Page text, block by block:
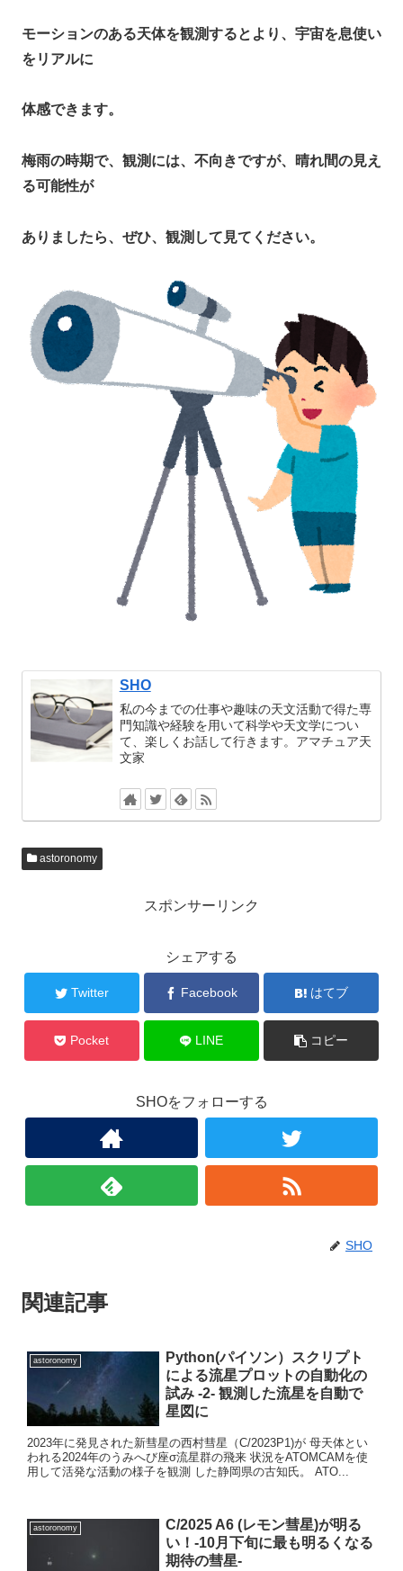
モーションのある天体を観測するとより、宇宙を息使い
をリアルに
体感できます。
梅雨の時期で、観測には、不向きですが、晴れ間の見え
る可能性が
ありましたら、ぜひ、観測して見てください。
SHO
私の今までの仕事や趣味の天文活動で得た専
門知識や経験を用いて科学や天文学につい
て、楽しくお話して行きます。アマチュア天
文家
astoronomy
スポンサーリンク
シェアする
Twitter Facebook はてブ
Pocket LINE コピー
SHOをフォローする
SHO
関連記事
astoronomy
Python(パイソン）スクリプト
による流星プロットの自動化の
試み -2- 観測した流星を自動で
星図に
2023年に発見された新彗星の西村彗星（C/2023P1)が 母天体とい
われる2024年のうみへび座σ流星群の飛来 状況をATOMCAMを使
用して活発な活動の様子を観測 した静岡県の古知氏。 ATO...
astoronomy
C/2025 A6 (レモン彗星)が明る
い！-10月下旬に最も明るくなる
期待の彗星-